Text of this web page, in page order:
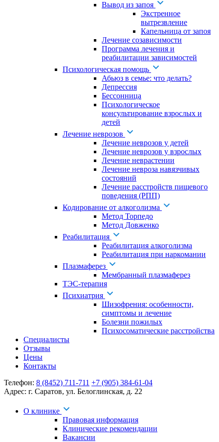
Вывод из запоя
Экстренное
вытрезвление
Капельница от запоя
Лечение созависимости
Программа лечения и
реабилитации зависимостей
Психологическая помощь
Абьюз в семье: что делать?
Депрессия
Бессонница
Психологическое
консультирование взрослых и
детей
Лечение неврозов
Лечение неврозов у детей
Лечение неврозов у взрослых
Лечение неврастении
Лечение невроза навязчивых
состояний
Лечение расстройств пищевого
поведения (РПП)
Кодирование от алкоголизма
Метод Торпедо
Метод Довженко
Реабилитация
Реабилитация алкоголизма
Реабилитация при наркомании
Плазмаферез
Мембранный плазмаферез
ТЭС-терапия
Психиатрия
Шизофрения: особенности,
симптомы и лечение
Болезни пожилых
Психосоматические расстройства
Специалисты
Отзывы
Цены
Контакты
Телефон: 8 (8452) 711-711 +7 (905) 384-61-04
Адрес: г. Саратов, ул. Белоглинская, д. 22
О клинике
Правовая информация
Клинические рекомендации
Вакансии